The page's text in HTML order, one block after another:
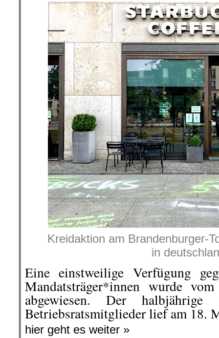
Kreidaktion am Brandenburger-
in
Eine einstweilige Verfügung
Mandatsträger*innen wurde
abgewiesen. Der halbjährige
Betriebsratsmitglieder lief am 18.
hier geht es weiter »